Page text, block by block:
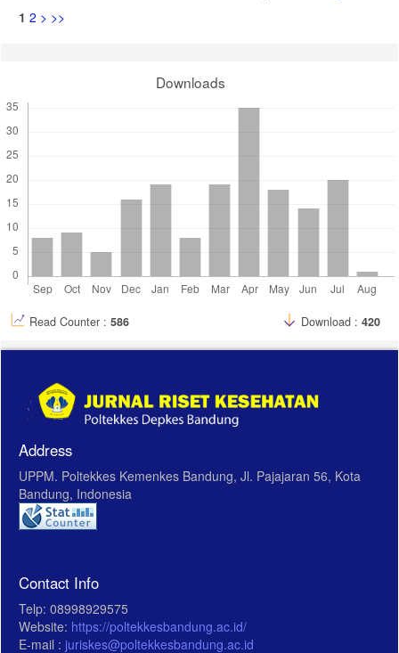
1 2 > >>
Downloads
Read Counter : 586 Download : 420
Address
UPPM. Poltekkes Kemenkes Bandung, Jl. Pajajaran 56, Kota
Bandung, Indonesia
Contact Info
Telp: 08998929575
Website: https://poltekkesbandung.ac.id/
E-mail : juriskes@poltekkesbandung.ac.id